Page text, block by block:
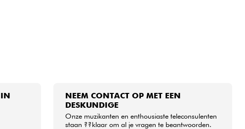
IN
NEEM CONTACT OP MET EEN
DESKUNDIGE
Onze muzikanten en enthousiaste teleconsulenten
staan ??klaar om al je vragen te beantwoorden.